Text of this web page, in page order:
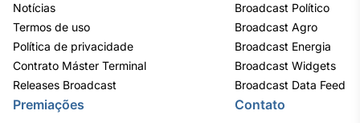
Notícias
Termos de uso
Política de privacidade
Contrato Máster Terminal
Releases Broadcast
Broadcast Político
Broadcast Agro
Broadcast Energia
Broadcast Widgets
Broadcast Data Feed
Premiações Contato